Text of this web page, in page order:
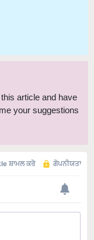
article and have
me your suggestions